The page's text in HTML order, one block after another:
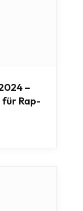
–
Rap-